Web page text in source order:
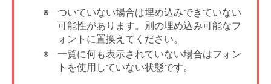
する
WORD2007以降
は埋め込み不可
の場合、
「ダウンサンプ
ルをしない」
ソフトによって
ついていない場合は埋め込みできていない
可能性があります。別の埋め込み可能なフ
ォントに置換えてください。
一覧に何も表示されていない場合はフォン
トを使用していない状態です。